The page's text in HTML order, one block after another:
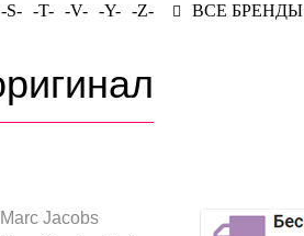
-S- -T- -V- -Y- -Z- ВСЕ БРЕНДЫ
Marc Jacobs